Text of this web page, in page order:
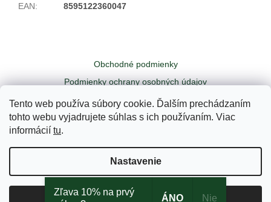
Tento web používa súbory cookie. Ďalším prechádzaním
tohto webu vyjadrujete súhlas s ich používaním. Viac
informácií tu.
Nastavenie
Súhlasím
EAN: 8595122360047
ä
Obchodné podmienky
Podmienky ochrany osobných údajov
Odstúpiť od zmluvy tu
Kontakty
Copyright 2026Yogi - Váš čajový obchodík
Zľava 10% na prvý
ÁNO Nie